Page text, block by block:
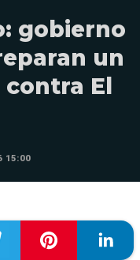
gobierno
un
El
15:00